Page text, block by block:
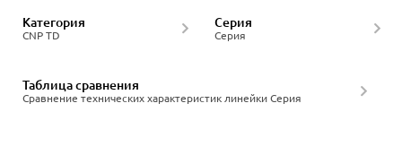
CNP TD
Категория
Серия
Серия
Сравнение технических характеристик линейки Серия
Таблица сравнения